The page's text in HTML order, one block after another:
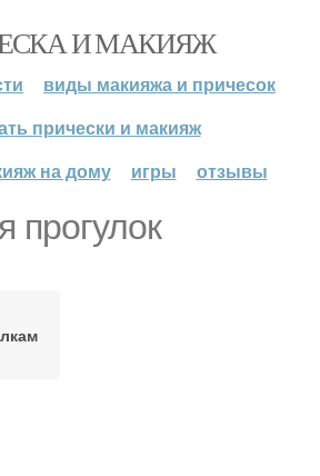
И МАКИЯЖ
виды макияжа и причесок
прически и макияж
на дому
игры отзывы
прогулок